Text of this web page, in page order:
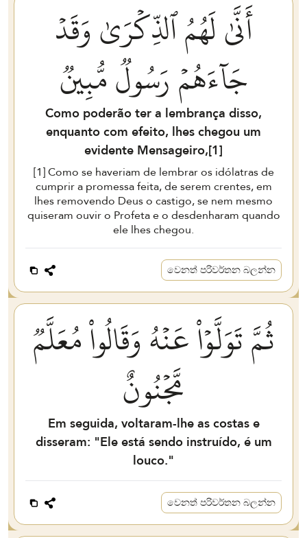
أَنَّىٰ لَهُمُ ٱلذِّكۡرَىٰ وَقَدۡ
جَآءَهُمۡ رَسُولٞ مُّبِينٞ
Como poderão ter a lembrança disso,
enquanto com efeito, lhes chegou um
evidente Mensageiro,[1]
[1] Como se haveriam de lembrar os idólatras de
cumprir a promessa feita, de serem crentes, em
lhes removendo Deus o castigo, se nem mesmo
quiseram ouvir o Profeta e o desdenharam quando
ele lhes chegou.
වෙනත් පරිවර්තන බලන්න
ثُمَّ تَوَلَّوۡاْ عَنۡهُ وَقَالُواْ مُعَلَّمٞ
مَّجۡنُونٌ
Em seguida, voltaram-lhe as costas e
disseram: "Ele está sendo instruído, é um
louco."
වෙනත් පරිවර්තන බලන්න